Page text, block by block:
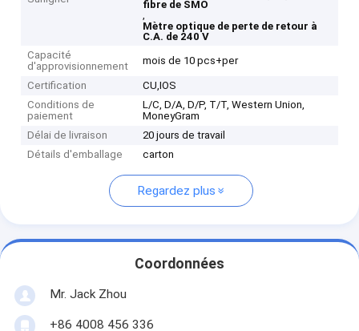
fibre de SMO
,
Mètre optique de perte de retour à
C.A. de 240 V
Capacité
d'approvisionnement
mois de 10 pcs+per
Certification
CU,IOS
Conditions de
paiement
L/C, D/A, D/P, T/T, Western Union,
MoneyGram
Délai de livraison
20 jours de travail
Détails d'emballage
carton
Regardez plus
Coordonnées
Mr. Jack Zhou
+86 4008 456 336